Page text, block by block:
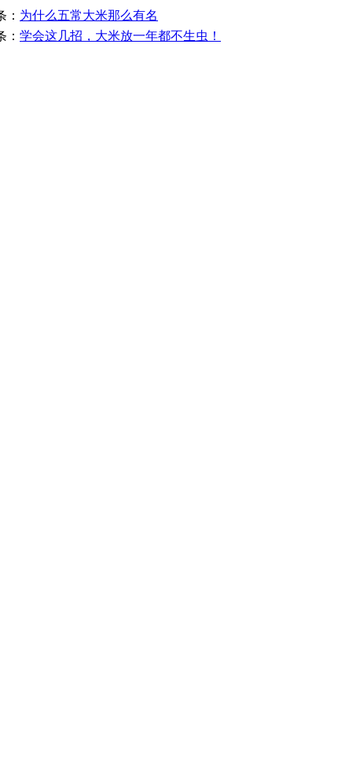
： 为什么五常大米那么有名
： 学会这几招，大米放一年都不生虫！